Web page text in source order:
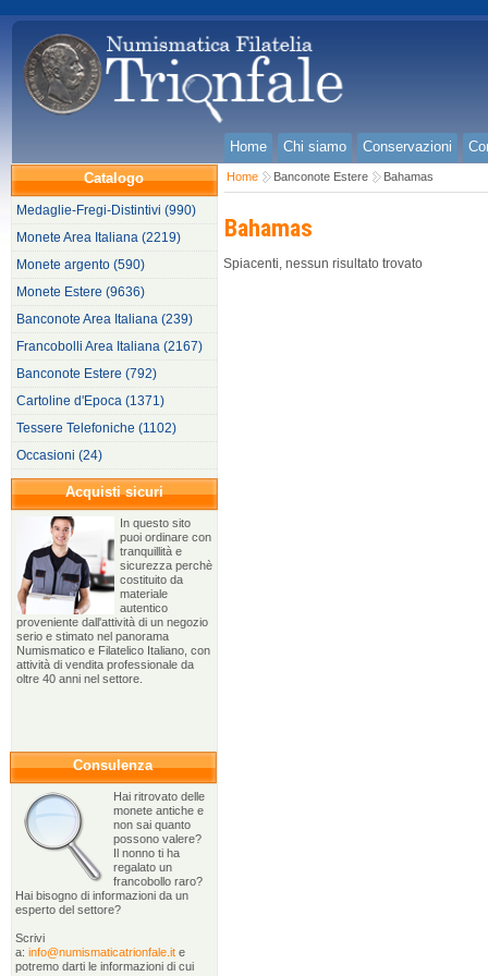
Home Chi siamo Conservazioni
Catalogo
Medaglie-Fregi-Distintivi (990)
Monete Area Italiana (2219)
Monete argento (590)
Monete Estere (9636)
Banconote Area Italiana (239)
Francobolli Area Italiana (2167)
Banconote Estere (792)
Cartoline d'Epoca (1371)
Tessere Telefoniche (1102)
Occasioni (24)
Acquisti sicuri
In questo sito
puoi ordinare con
tranquillità e
sicurezza perchè
costituito da
materiale
autentico
proveniente dall'attività di un negozio
serio e stimato nel panorama
Numismatico e Filatelico Italiano, con
attività di vendita professionale da
oltre 40 anni nel settore.
Consulenza
Hai ritrovato delle
monete antiche e
non sai quanto
possono valere?
Il nonno ti ha
regalato un
francobollo raro?
Hai bisogno di informazioni da un
esperto del settore?
Scrivi
a: info@numismaticatrionfale.it e
potremo darti le informazioni di cui
Home Banconote Estere Bahamas
Bahamas
Spiacenti, nessun risultato trovato